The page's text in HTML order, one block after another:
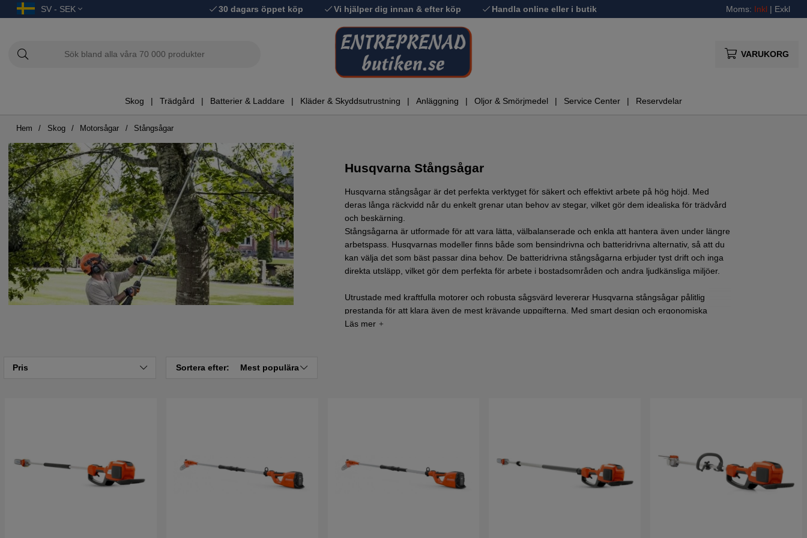
SV - SEK 30 dagars öppet köp Vi hjälper dig innan & efter köp Handla online eller i butik Moms: Inkl | Exkl
VARUKORG
Skog Trädgård Batterier & Laddare Kläder & Skyddsutrustning Anläggning Oljor & Smörjmedel Service Center Reservdelar
Hem Skog Motorsågar Stångsågar
Husqvarna Stångsågar
Husqvarna stångsågar är det perfekta verktyget för säkert och effektivt arbete på hög höjd. Med
deras långa räckvidd når du enkelt grenar utan behov av stegar, vilket gör dem idealiska för trädvård
och beskärning.
Stångsågarna är utformade för att vara lätta, välbalanserade och enkla att hantera även under längre
arbetspass. Husqvarnas modeller finns både som bensindrivna och batteridrivna alternativ, så att du
kan välja det som bäst passar dina behov. De batteridrivna stångsågarna erbjuder tyst drift och inga
direkta utsläpp, vilket gör dem perfekta för arbete i bostadsområden och andra ljudkänsliga miljöer.
Utrustade med kraftfulla motorer och robusta sågsvärd levererar Husqvarna stångsågar pålitlig
prestanda för att klara även de mest krävande uppgifterna. Med smart design och ergonomiska
funktioner, som vridbara handtag och effektiv vibrationsdämpning, blir arbetet enklare och
Pris Sortera efter: Mest populära